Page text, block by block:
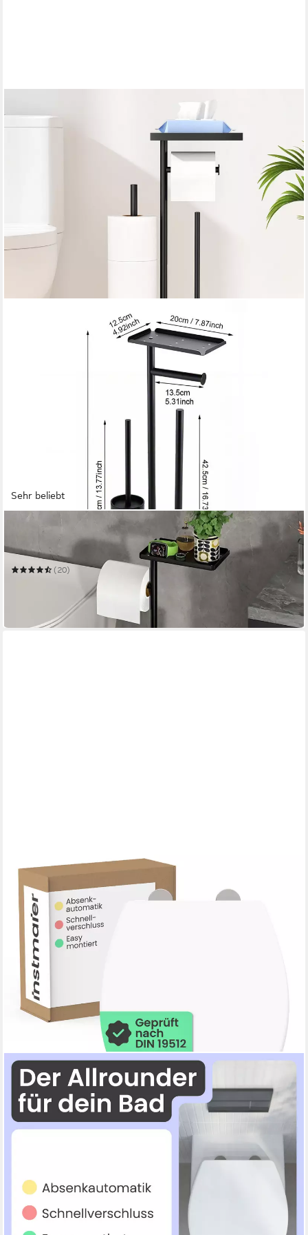
Sehr beliebt
Toilettenpapierhalter Toilettenpapierhalter mit Tablett,WC-
Bürste,WC-Garnitur 4 in1
(20)
in 3-4 Werktagen bei dir